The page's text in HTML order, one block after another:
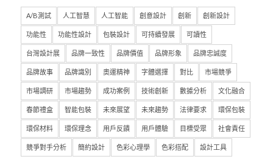
A/B測試 人工智慧 人工智能 創意設計 創新 創新設計
功能性 功能性設計 包裝設計 可持續發展 可讀性
台灣設計展 品牌一致性 品牌價值 品牌形象 品牌忠誠度
品牌故事 品牌識別 奧運精神 字體選擇 對比 市場競爭
市場調研 市場趨勢 成功案例 技術創新 數據分析 文化融合
春節禮盒 智能包裝 未來展望 未來趨勢 法律要求 環保包裝
環保材料 環保理念 用戶反饋 用戶體驗 目標受眾 社會責任
競爭對手分析 簡約設計 色彩心理學 色彩搭配 設計工具